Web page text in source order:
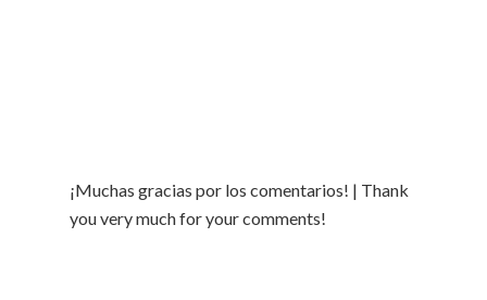
¡Muchas gracias por los comentarios! | Thank
you very much for your comments!